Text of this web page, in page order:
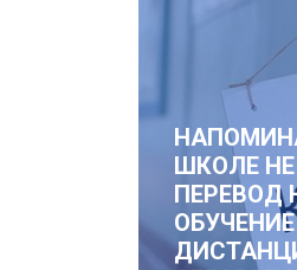
ШКОЛЕ
ПЕРЕВОД